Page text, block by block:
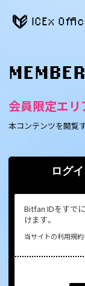
ICEx
会員限定エ
本コンテンツを閲覧
ログ
Bitfan IDをすで
けます。
当サイトの利用規約